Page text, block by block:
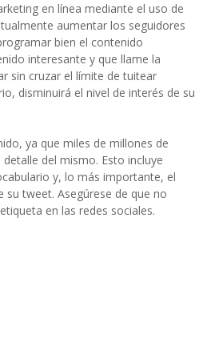
en línea mediante el uso de
aumentar los seguidores
bien el contenido
interesante y que llame la
sin cruzar el límite de tuitear
disminuirá el nivel de interés de su
ya que miles de millones de
del mismo. Esto incluye
y, lo más importante, el
tweet. Asegúrese de que no
en las redes sociales.